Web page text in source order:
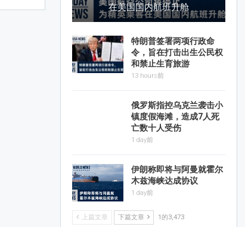
在美国国内航班升舱
特朗普签署两项行政命
令，旨在打击出生公民权
和禁止生育旅游
13 hours前
俄罗斯指控乌克兰袭击小
镇度假海滩，造成7人死
亡数十人受伤
1 day前
伊朗称即将与阿曼就霍尔
木兹海峡达成协议
1 day前
上篇文章 下篇文章 1的3,473